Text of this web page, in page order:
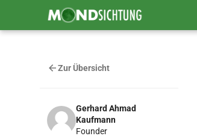
Zur Übersicht
Gerhard Ahmad
Kaufmann
Founder